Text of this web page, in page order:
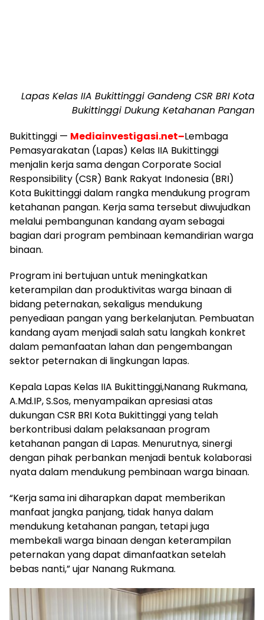
Lapas Kelas IIA Bukittinggi Gandeng CSR BRI Kota
Bukittinggi Dukung Ketahanan Pangan
Bukittinggi — Mediainvestigasi.net–Lembaga
Pemasyarakatan (Lapas) Kelas IIA Bukittinggi
menjalin kerja sama dengan Corporate Social
Responsibility (CSR) Bank Rakyat Indonesia (BRI)
Kota Bukittinggi dalam rangka mendukung program
ketahanan pangan. Kerja sama tersebut diwujudkan
melalui pembangunan kandang ayam sebagai
bagian dari program pembinaan kemandirian warga
binaan.
Program ini bertujuan untuk meningkatkan
keterampilan dan produktivitas warga binaan di
bidang peternakan, sekaligus mendukung
penyediaan pangan yang berkelanjutan. Pembuatan
kandang ayam menjadi salah satu langkah konkret
dalam pemanfaatan lahan dan pengembangan
sektor peternakan di lingkungan lapas.
Kepala Lapas Kelas IIA Bukittinggi,Nanang Rukmana,
A.Md.IP, S.Sos, menyampaikan apresiasi atas
dukungan CSR BRI Kota Bukittinggi yang telah
berkontribusi dalam pelaksanaan program
ketahanan pangan di Lapas. Menurutnya, sinergi
dengan pihak perbankan menjadi bentuk kolaborasi
nyata dalam mendukung pembinaan warga binaan.
“Kerja sama ini diharapkan dapat memberikan
manfaat jangka panjang, tidak hanya dalam
mendukung ketahanan pangan, tetapi juga
membekali warga binaan dengan keterampilan
peternakan yang dapat dimanfaatkan setelah
bebas nanti,” ujar Nanang Rukmana.